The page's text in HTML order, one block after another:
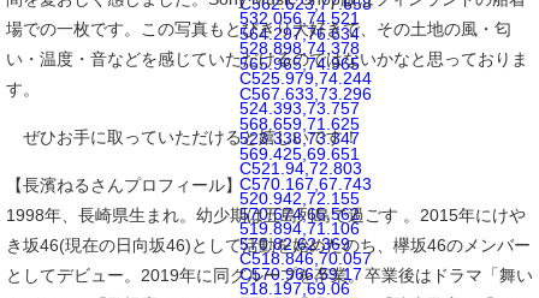
C562.623,77.658
564.297,76.634
565.965,74.965
C567.633,73.296
568.659,71.625
569.425,69.651
C570.167,67.743
570.674,65.562
570.82,62.369
C570.966,59.17
532.056,74.521
528.898,74.378
C525.979,74.244
524.393,73.757
523.338,73.347
C521.94,72.803
520.942,72.155
519.894,71.106
C518.846,70.057
518.197,69.06
場での一枚です。この写真もとびきり大好きで、その土地の風・匂
い・温度・音などを感じていただけるのではないかなと思っておりま
す。
ぜひお手に取っていただけると嬉しいです！
【長濱ねるさんプロフィール】
1998年、長崎県生まれ。幼少期は五島列島で過ごす 。2015年にけや
き坂46(現在の日向坂46)として活動を始めたのち、欅坂46のメンバー
としてデビュー。2019年に同グループを卒業。卒業後はドラマ「舞い